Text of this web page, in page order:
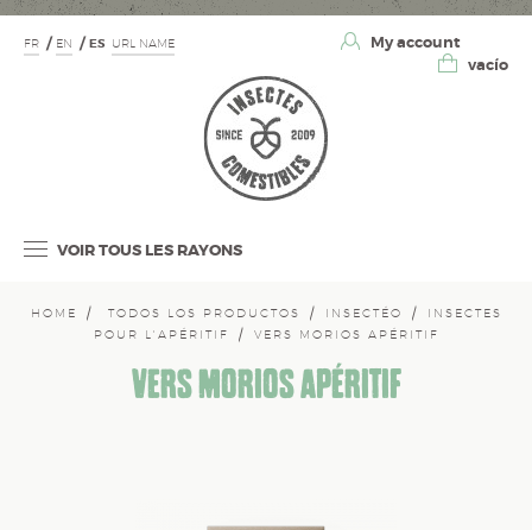
FR EN ES URL NAME
My account
vacío
VOIR TOUS LES RAYONS
HOME TODOS LOS PRODUCTOS INSECTÉO
INSECTES
POUR L'APÉRITIF
VERS MORIOS APÉRITIF
VERS MORIOS APÉRITIF